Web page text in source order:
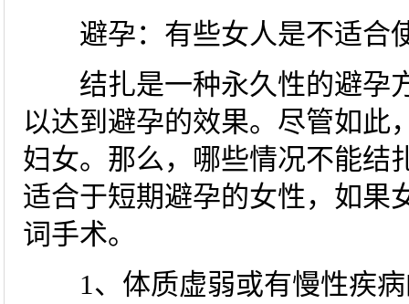
避孕：有些女人是不适合
结扎是一种永久性的避孕
以达到避孕的效果。尽管如此
妇女。那么，哪些情况不能结
适合于短期避孕的女性，如果
词手术。
1、体质虚弱或有慢性疾病